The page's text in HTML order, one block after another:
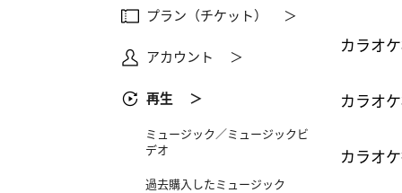
プラン（チケット） ＞
アカウント ＞
再生 ＞
ミュージック／ミュージックビ
デオ
過去購入したミュージック
カラオ
カラオ
カラオ